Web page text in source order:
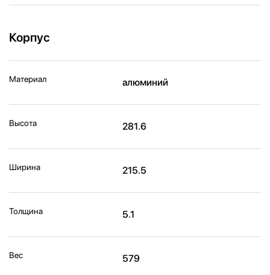
Корпус
Материал алюминий
Высота 281.6
Ширина 215.5
Толщина 5.1
Вес 579